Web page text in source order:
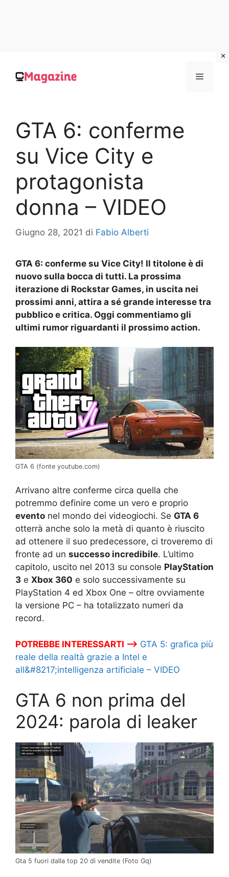
contenuto
MENU
GTA 6: conferme
su Vice City e
protagonista
donna – VIDEO
Giugno 28, 2021 di Fabio Alberti
GTA 6: conferme su Vice City! Il titolone è di
nuovo sulla bocca di tutti. La prossima
iterazione di Rockstar Games, in uscita nei
prossimi anni, attira a sé grande interesse tra
pubblico e critica. Oggi commentiamo gli
ultimi rumor riguardanti il prossimo action.
GTA 6 (fonte youtube.com)
Arrivano altre conferme circa quella che
potremmo definire come un vero e proprio
evento nel mondo dei videogiochi. Se GTA 6
otterrà anche solo la metà di quanto è riuscito
ad ottenere il suo predecessore, ci troveremo di
fronte ad un successo incredibile. L’ultimo
capitolo, uscito nel 2013 su console PlayStation
3 e Xbox 360 e solo successivamente su
PlayStation 4 ed Xbox One – oltre ovviamente
la versione PC – ha totalizzato numeri da
record.
POTREBBE INTERESSARTI –> GTA 5: grafica più
reale della realtà grazie a Intel e
all&#8217;intelligenza artificiale – VIDEO
GTA 6 non prima del
2024: parola di leaker
Gta 5 fuori dalla top 20 di vendite (Foto Gq)